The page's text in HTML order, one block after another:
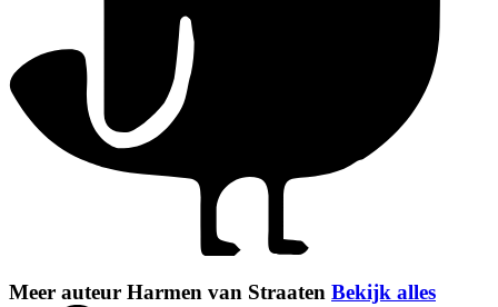
Meer auteur Harmen van Straaten Bekijk alles